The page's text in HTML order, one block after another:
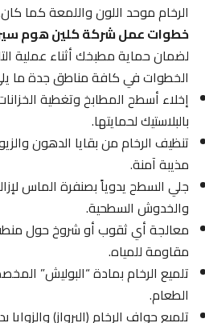
الرخام موحد اللون واللمعة كما كان.
خطوات عمل شركة كلين هوم
لضمان حماية مطبخك أثناء عملية
الخطوات في كافة مناطق جدة ما يلي:
إخلاء أسطح المطابخ وتغطية الخزانات
بالبلاستيك لحمايتها.
تنظيف الرخام من بقايا الدهون
مذيبة آمنة.
جلي السطح يدوياً بصنفرة الماس لإزالة
والخدوش السطحية.
معالجة أي ثقوب أو شروخ حول منطقة
مقاومة للمياه.
تلميع الرخام بمادة “البوليش”
الطعام.
تلميع حواف الرخام (البرواز) والزوايا